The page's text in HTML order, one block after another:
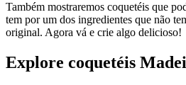
Também mostraremos coquetéis que
tem por um dos ingredientes que não
original. Agora vá e crie algo delicioso!
Explore coquetéis